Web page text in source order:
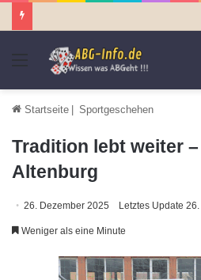
Menü
Startseite | Sportgeschehen
Tradition lebt weiter
Altenburg
26. Dezember 2025 Letztes Update
Weniger als eine Minute